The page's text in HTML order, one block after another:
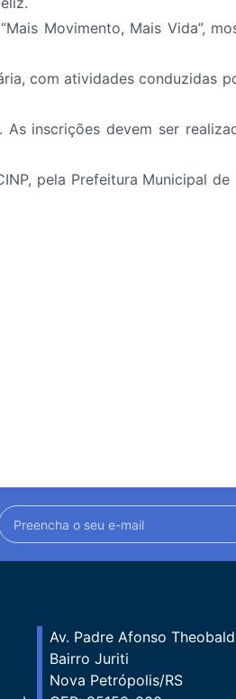
Movimento, Mais Vida”,
com atividades conduzidas
inscrições devem ser
pela Prefeitura Municipal
Av. Padre Afonso
Bairro Juriti
Nova Petrópolis/RS